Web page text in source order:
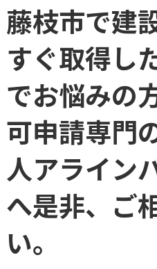
藤枝市で建
すぐ取得し
でお悩みの
可申請専門
人アライン
へ是非、ご
い。